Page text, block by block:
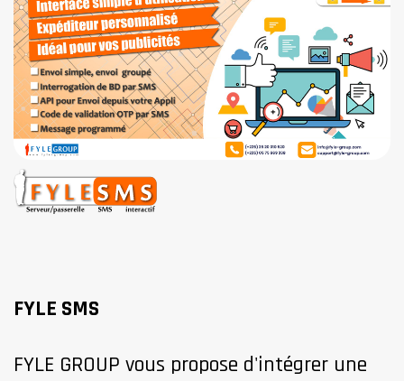
FYLE SMS
FYLE GROUP vous propose d'intégrer une